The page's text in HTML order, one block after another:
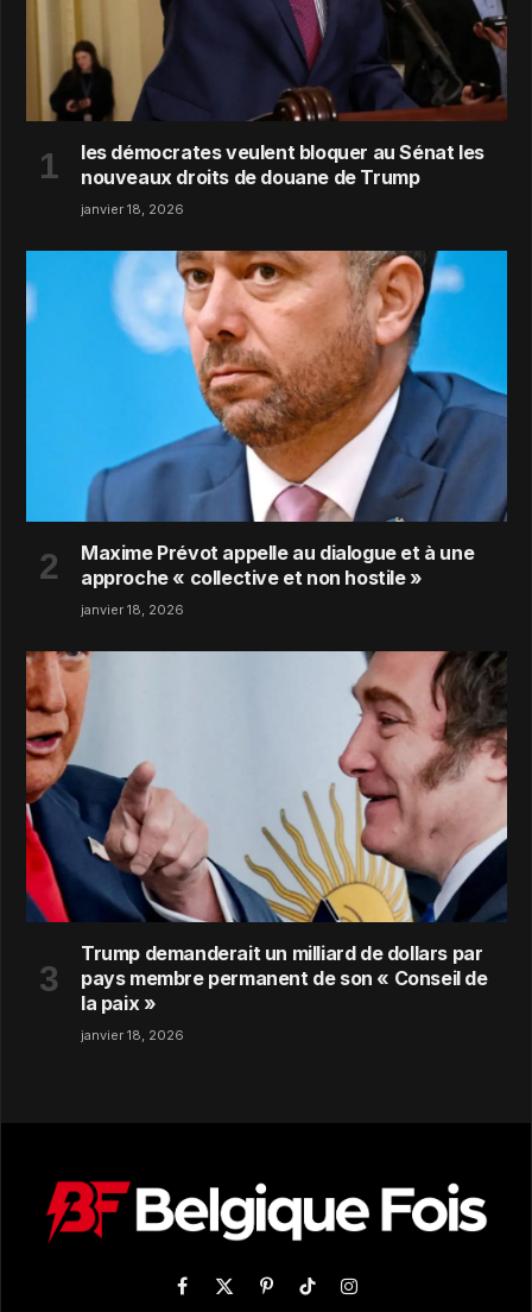
les démocrates veulent bloquer au Sénat les
nouveaux droits de douane de Trump
janvier 18, 2026
Maxime Prévot appelle au dialogue et à une
approche « collective et non hostile »
janvier 18, 2026
Trump demanderait un milliard de dollars par
pays membre permanent de son « Conseil de
la paix »
janvier 18, 2026
Facebook
X
PinterestTikTokInstagram